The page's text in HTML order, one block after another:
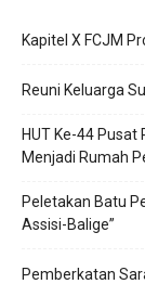
Kapitel X FCJM
Reuni Keluarga
HUT Ke-44 Pusat
Menjadi Rumah
Peletakan Batu
Assisi-Balige”
Pemberkatan